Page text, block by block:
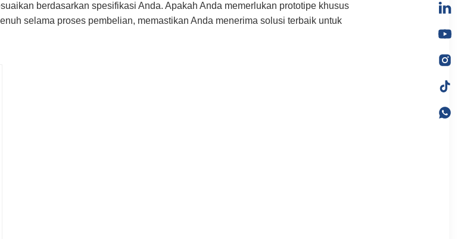
berdasarkan spesifikasi Anda. Apakah Anda memerlukan prototipe khusus
selama proses pembelian, memastikan Anda menerima solusi terbaik untuk